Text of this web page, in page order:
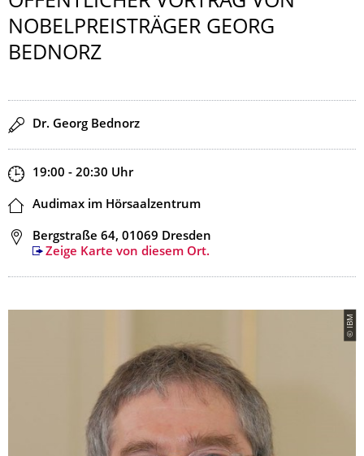
NOBELPREISTRÄ­GER GEORG
BEDNORZ
Redner
Dr. Georg Bednorz
Zeit
19:00 - 20:30 Uhr
Ort
Audimax im Hörsaalzentrum
Adresse
Bergstraße 64, 01069 Dresden
Zeige Karte von diesem Ort.
© IBM